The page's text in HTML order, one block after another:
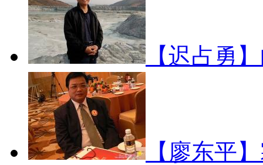
【迟占勇
【廖东平